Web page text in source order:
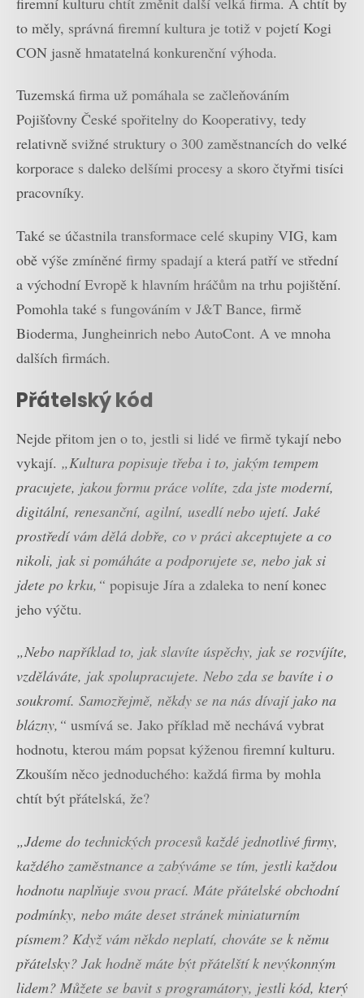
to měly, správná firemní kultura je totiž v pojetí Kogi
CON jasně hmatatelná konkurenční výhoda.
Tuzemská firma už pomáhala se začleňováním
Pojišťovny České spořitelny do Kooperativy, tedy
relativně svižné struktury o 300 zaměstnancích do velké
korporace s daleko delšími procesy a skoro čtyřmi tisíci
pracovníky.
Také se účastnila transformace celé skupiny VIG, kam
obě výše zmíněné firmy spadají a která patří ve střední
a východní Evropě k hlavním hráčům na trhu pojištění.
Pomohla také s fungováním v J&T Bance, firmě
Bioderma, Jungheinrich nebo AutoCont. A ve mnoha
dalších firmách.
Přátelský kód
Nejde přitom jen o to, jestli si lidé ve firmě tykají nebo
vykají. „Kultura popisuje třeba i to, jakým tempem
pracujete, jakou formu práce volíte, zda jste moderní,
digitální, renesanční, agilní, usedlí nebo ujetí. Jaké
prostředí vám dělá dobře, co v práci akceptujete a co
nikoli, jak si pomáháte a podporujete se, nebo jak si
jdete po krku,“ popisuje Jíra a zdaleka to není konec
jeho výčtu.
„Nebo například to, jak slavíte úspěchy, jak se rozvíjíte,
vzděláváte, jak spolupracujete. Nebo zda se bavíte i o
soukromí. Samozřejmě, někdy se na nás dívají jako na
blázny,“ usmívá se. Jako příklad mě nechává vybrat
hodnotu, kterou mám popsat kýženou firemní kulturu.
Zkouším něco jednoduchého: každá firma by mohla
chtít být přátelská, že?
„Jdeme do technických procesů každé jednotlivé firmy,
každého zaměstnance a zabýváme se tím, jestli každou
hodnotu naplňuje svou prací. Máte přátelské obchodní
podmínky, nebo máte deset stránek miniaturním
písmem? Když vám někdo neplatí, chováte se k němu
přátelsky? Jak hodně máte být přátelští k nevýkonným
lidem? Můžete se bavit s programátory, jestli kód, který